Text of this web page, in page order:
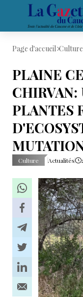
Page d'accueil Culture
PLAINE
CHIRVAN:
PLANTES
Culture Actualités